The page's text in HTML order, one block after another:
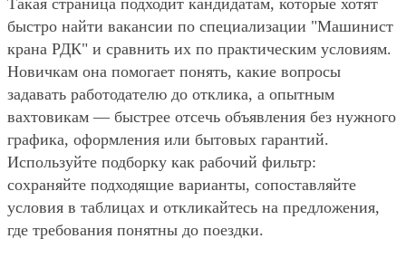
быстро найти вакансии по специализации "Машинист
крана РДК" и сравнить их по практическим условиям.
Новичкам она помогает понять, какие вопросы
задавать работодателю до отклика, а опытным
вахтовикам — быстрее отсечь объявления без нужного
графика, оформления или бытовых гарантий.
Используйте подборку как рабочий фильтр:
сохраняйте подходящие варианты, сопоставляйте
условия в таблицах и откликайтесь на предложения,
где требования понятны до поездки.